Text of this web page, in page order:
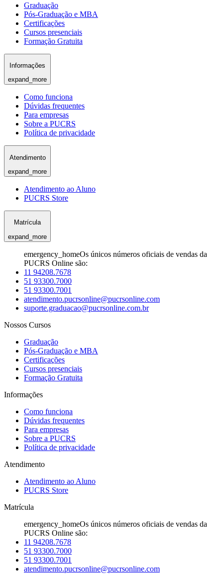
Graduação
Pós-Graduação e MBA
Certificações
Cursos presenciais
Formação Gratuita
Informações
expand_more
Como funciona
Dúvidas frequentes
Para empresas
Sobre a PUCRS
Política de privacidade
Atendimento
expand_more
Atendimento ao Aluno
PUCRS Store
Matrícula
expand_more
emergency_homeOs únicos números oficiais de vendas da
PUCRS Online são:
11 94208.7678
51 93300.7000
51 93300.7001
atendimento.pucrsonline@pucrsonline.com
suporte.graduacao@pucrsonline.com.br
Nossos Cursos
Graduação
Pós-Graduação e MBA
Certificações
Cursos presenciais
Formação Gratuita
Informações
Como funciona
Dúvidas frequentes
Para empresas
Sobre a PUCRS
Política de privacidade
Atendimento
Atendimento ao Aluno
PUCRS Store
Matrícula
emergency_homeOs únicos números oficiais de vendas da
PUCRS Online são:
11 94208.7678
51 93300.7000
51 93300.7001
atendimento.pucrsonline@pucrsonline.com